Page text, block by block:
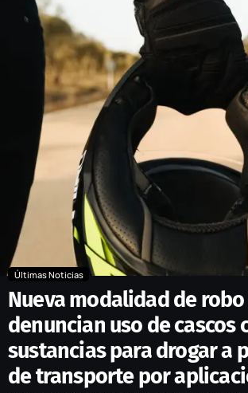
Últimas Noticias
Nueva modalidad de
denuncian uso de cascos
sustancias para drogar a
de transporte por